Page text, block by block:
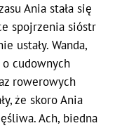
Ania stała się
spojrzenia sióstr
ustały. Wanda,
o cudownych
rowerowych
że skoro Ania
Ach, biedna